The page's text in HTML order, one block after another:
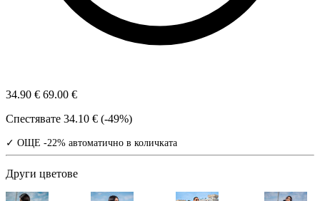
34.90 € 69.00 €
Спестявате 34.10 € (-49%)
✓ ОЩЕ -22% автоматично в количката
Други цветове